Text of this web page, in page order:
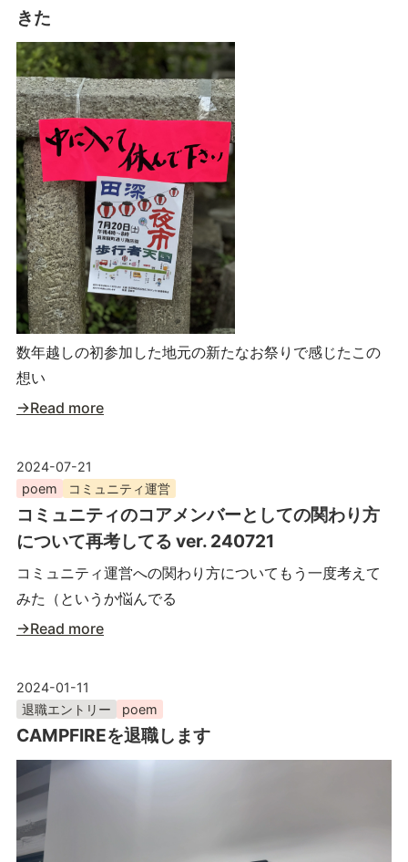
きた
数年越しの初参加した地元の新たなお祭りで感じたこの
想い
→Read more
2024-07-21
poem
コミュニティ運営
コミュニティのコアメンバーとしての関わり方
について再考してる ver. 240721
コミュニティ運営への関わり方についてもう一度考えて
みた（というか悩んでる
→Read more
2024-01-11
退職エントリー
poem
CAMPFIREを退職します